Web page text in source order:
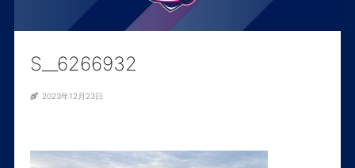
S__6266932
2023年12月23日